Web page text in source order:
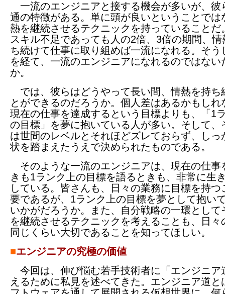
一流のエンジニアと接する機会が多いが、彼
通の特徴がある。単に頭が良いということでは
熱を継続させるテクニックを持っていることだ
スキル不足であっても人の2倍、3倍の期間、情
ち続けて仕事に取り組めば一流になれる。そう
を経て、一流のエンジニアになれるのではない
か。
では、彼らはどうやって長い間、情熱を持ち
とができるのだろうか。個人差はあるかもしれ
現在の仕事を達成するという目標よりも、「1
の目標」を夢に抱いている人が多い。そして、
は世間のレベルとそれほどズレておらず、しっ
状を踏まえたうえで決められたものである。
そのような一流のエンジニアは、現在の仕事
きも1ランク上の目標を語るときも、非常に生
している。皆さんも、日々の業務に目標を持つ
要であるが、1ランク上の目標を夢として抱い
いかがだろうか。また、自分戦略の一環として
を継続させるテクニックを考えることも、日々
同じくらい大切であることを知ってほしい。
■エンジニアの究極の価値
今回は、伸び悩む若手技術者に「エンジニア
えるために私見を述べてきた。エンジニア道と